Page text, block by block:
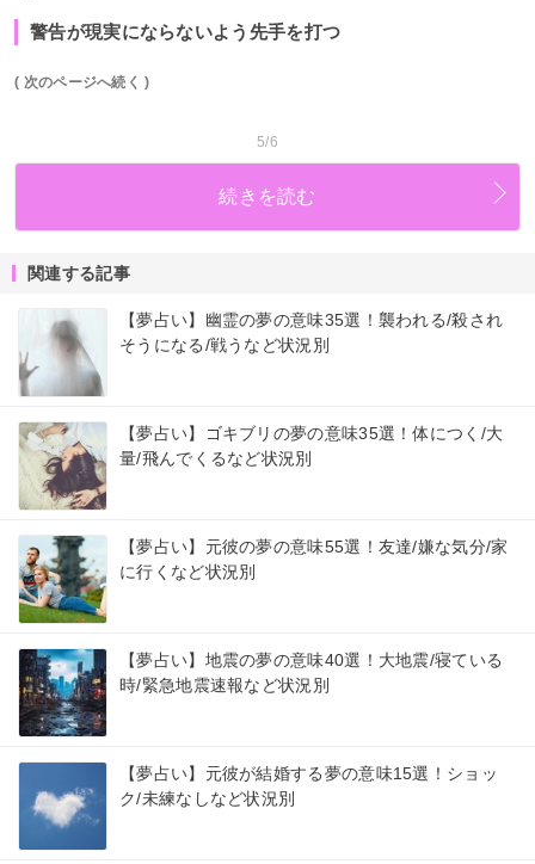
警告が現実にならないよう先手を打つ
( 次のページへ続く )
5/6
続きを読む
関連する記事
【夢占い】幽霊の夢の意味35選！襲われる/殺され
そうになる/戦うなど状況別
【夢占い】ゴキブリの夢の意味35選！体につく/大
量/飛んでくるなど状況別
【夢占い】元彼の夢の意味55選！友達/嫌な気分/家
に行くなど状況別
【夢占い】地震の夢の意味40選！大地震/寝ている
時/緊急地震速報など状況別
【夢占い】元彼が結婚する夢の意味15選！ショッ
ク/未練なしなど状況別